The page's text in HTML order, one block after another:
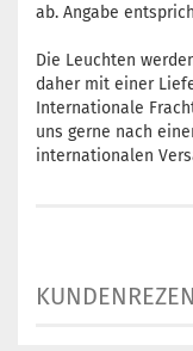
ab. Angabe
Die Leuchten
daher mit einer
Internationale
uns gerne nach
internationalen